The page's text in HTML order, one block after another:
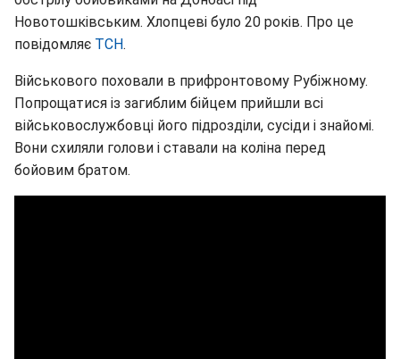
Новотошківським. Хлопцеві було 20 років. Про це
повідомляє ТСН.
Військового поховали в прифронтовому Рубіжному.
Попрощатися із загиблим бійцем прийшли всі
військовослужбовці його підрозділи, сусіди і знайомі.
Вони схиляли голови і ставали на коліна перед
бойовим братом.